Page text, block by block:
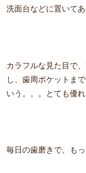
洗面台などに置いて
カラフルな見た目で
し、歯周ポケットま
いう。。。 とても優
毎日の歯磨きで、も